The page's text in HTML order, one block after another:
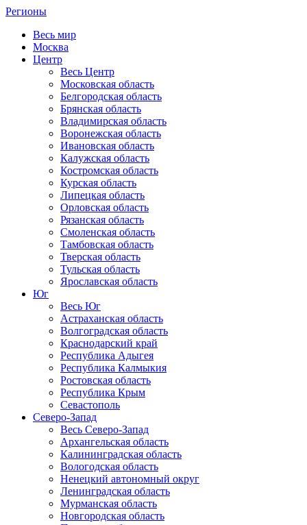
Регионы
Весь мир
Москва
Центр
Весь Центр
Московская область
Белгородская область
Брянская область
Владимирская область
Воронежская область
Ивановская область
Калужская область
Костромская область
Курская область
Липецкая область
Орловская область
Рязанская область
Смоленская область
Тамбовская область
Тверская область
Тульская область
Ярославская область
Юг
Весь Юг
Астраханская область
Волгоградская область
Краснодарский край
Республика Адыгея
Республика Калмыкия
Ростовская область
Республика Крым
Севастополь
Северо-Запад
Весь Северо-Запад
Архангельская область
Калининградская область
Вологодская область
Ненецкий автономный округ
Ленинградская область
Мурманская область
Новгородская область